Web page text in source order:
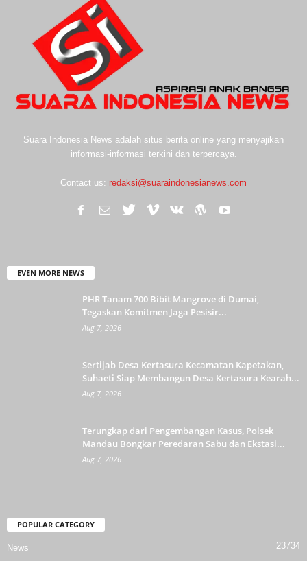
Suara Indonesia News adalah situs berita online yang menyajikan
informasi-informasi terkini dan terpercaya.
Contact us: redaksi@suaraindonesianews.com
EVEN MORE NEWS
PHR Tanam 700 Bibit Mangrove di Dumai,
Tegaskan Komitmen Jaga Pesisir...
Aug 7, 2026
Sertijab Desa Kertasura Kecamatan Kapetakan,
Suhaeti Siap Membangun Desa Kertasura Kearah...
Aug 7, 2026
Terungkap dari Pengembangan Kasus, Polsek
Mandau Bongkar Peredaran Sabu dan Ekstasi...
Aug 7, 2026
POPULAR CATEGORY
News 23734